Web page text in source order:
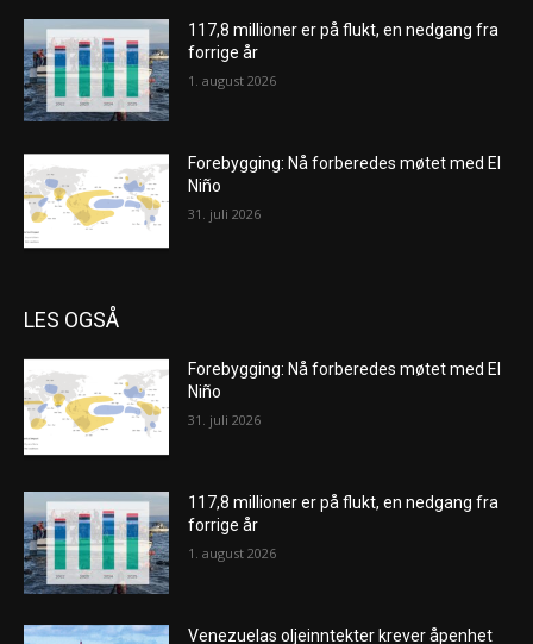
117,8 millioner er på flukt, en nedgang fra
forrige år
1. august 2026
Forebygging: Nå forberedes møtet med El
Niño
31. juli 2026
LES OGSÅ
Forebygging: Nå forberedes møtet med El
Niño
31. juli 2026
117,8 millioner er på flukt, en nedgang fra
forrige år
1. august 2026
Venezuelas oljeinntekter krever åpenhet